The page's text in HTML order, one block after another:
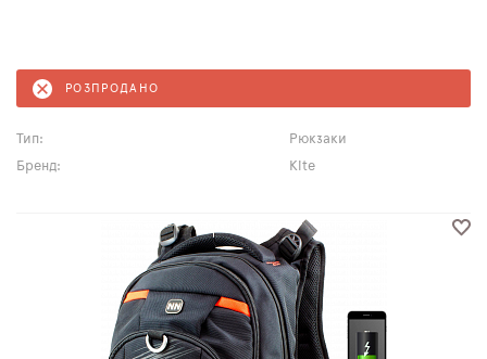
РОЗПРОДАНО
Тип:
Рюкзаки
Бренд:
Kite